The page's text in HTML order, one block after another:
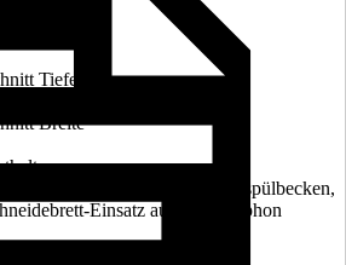
Tiefe
Breite
Abtropfmatte, Einbauspülbecken,
Einsatz aus Holz, Siphon